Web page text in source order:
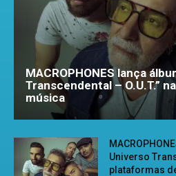
MACROPHONES lança
Transcendental – O.U.T.”
música
Universo
plataformas